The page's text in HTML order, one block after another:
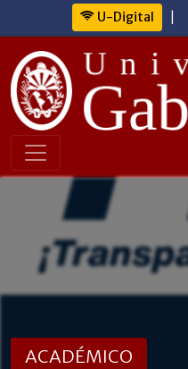
U-Digital
ACADÉMICO